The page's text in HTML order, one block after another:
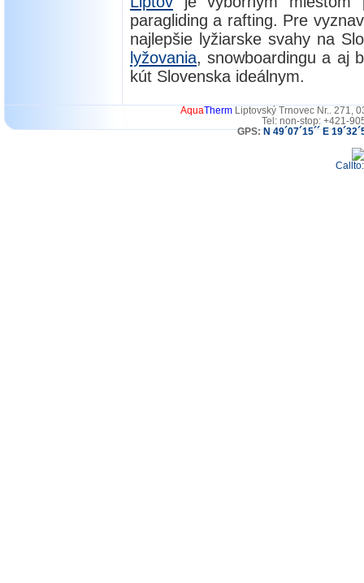
paragliding a rafting. Pre
najlepšie lyžiarske svahy na
lyžovania, snowboardingu a aj
kút Slovenska ideálnym.
AquaThermLiptovský Trnovec Nr.. 271,
Tel: non-stop: +421-
GPS:N 49´07´15´´ E